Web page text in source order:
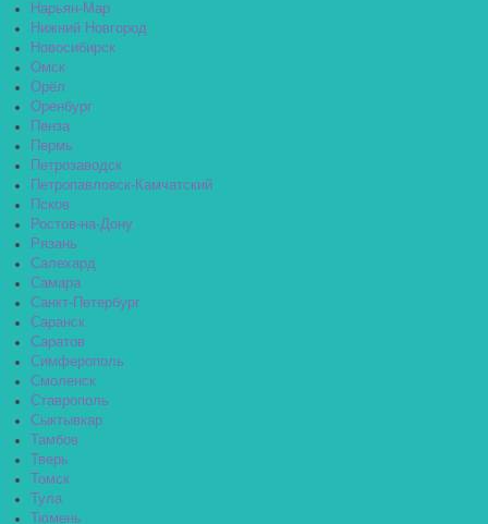
Нарьян-Мар
Нижний Новгород
Новосибирск
Омск
Орёл
Оренбург
Пенза
Пермь
Петрозаводск
Петропавловск-Камчатский
Псков
Ростов-на-Дону
Рязань
Салехард
Самара
Санкт-Петербург
Саранск
Саратов
Симферополь
Смоленск
Ставрополь
Сыктывкар
Тамбов
Тверь
Томск
Тула
Тюмень